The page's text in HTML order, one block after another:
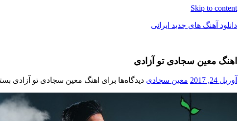
Skip to content
دانلود آهنگ های جدید ایرانی
فول
موزیک
اهنگ معین سجادی تو آزادی
آوریل 24, 2017 معین سجادی دیدگاه‌ها برای اهنگ معین سجادی تو آزادی